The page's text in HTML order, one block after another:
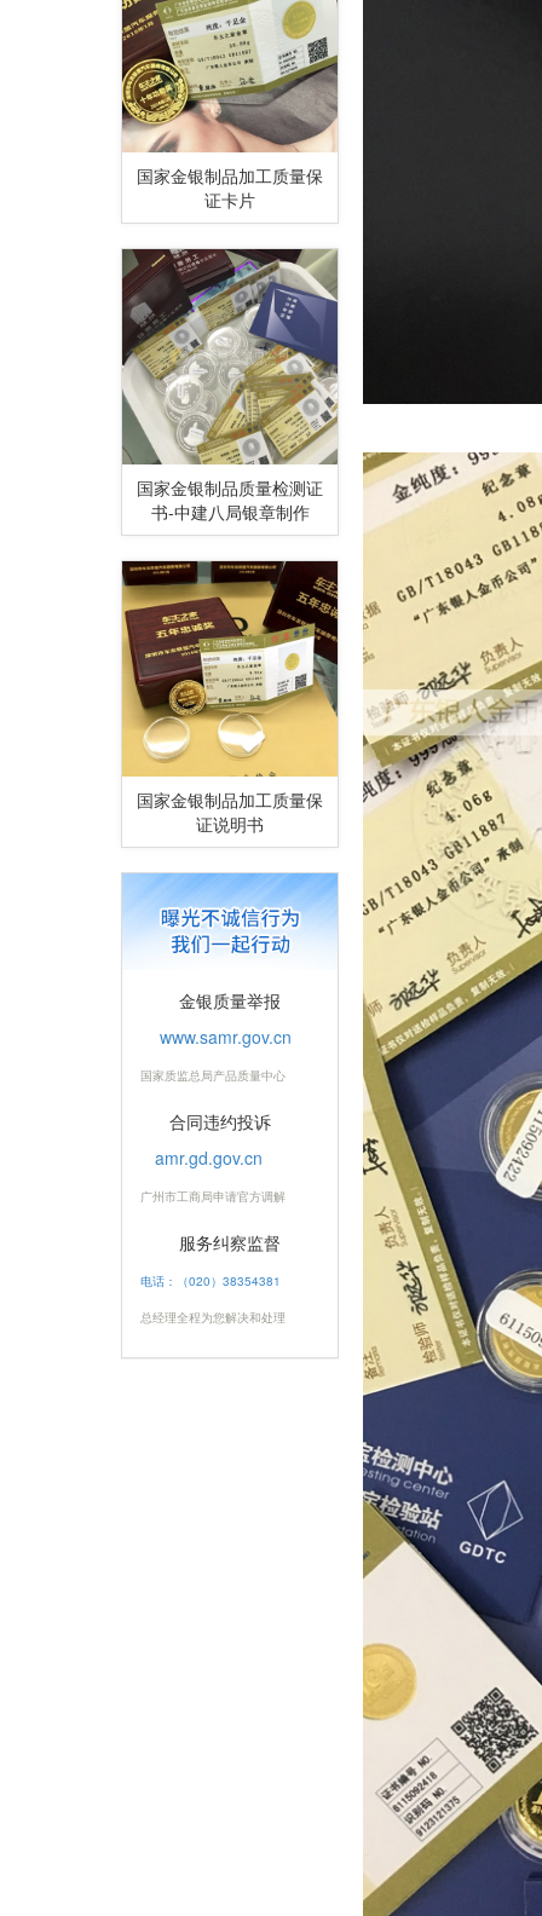
国家金银制品加工质量保
证卡片
国家金银制品质量检测证
书-中建八局银章制作
国家金银制品加工质量保
证说明书
金银质量举报
www.samr.gov.cn
国家质监总局产品质量中心
合同违约投诉
amr.gd.gov.cn
广州市工商局申请官方调解
服务纠察监督
电话：（020）38354381
总经理全程为您解决和处理